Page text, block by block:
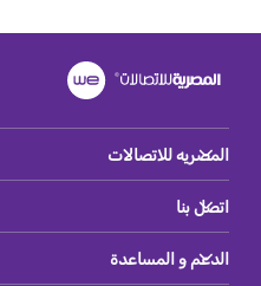
المصريه للاتصالات
اتصل بنا
الدعم و المساعدة